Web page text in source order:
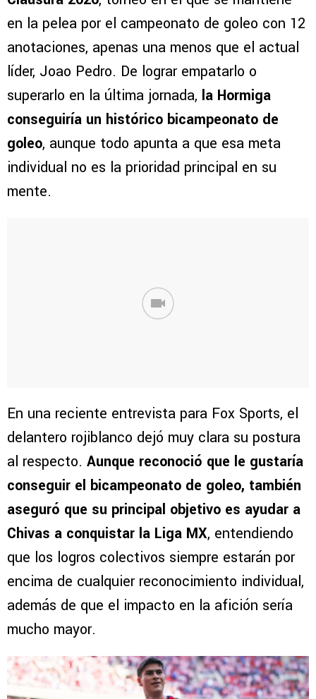
en la pelea por el campeonato de goleo con 12
anotaciones, apenas una menos que el actual
líder, Joao Pedro. De lograr empatarlo o
superarlo en la última jornada, la Hormiga
conseguiría un histórico bicampeonato de
goleo, aunque todo apunta a que esa meta
individual no es la prioridad principal en su
mente.
En una reciente entrevista para Fox Sports, el
delantero rojiblanco dejó muy clara su postura
al respecto. Aunque reconoció que le gustaría
conseguir el bicampeonato de goleo, también
aseguró que su principal objetivo es ayudar a
Chivas a conquistar la Liga MX, entendiendo
que los logros colectivos siempre estarán por
encima de cualquier reconocimiento individual,
además de que el impacto en la afición sería
mucho mayor.